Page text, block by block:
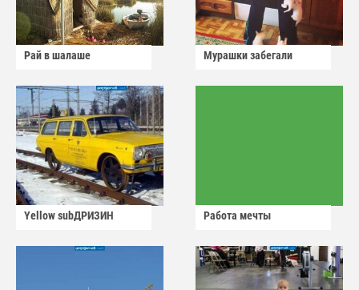
Рай в шалаше Мурашки забегали
Yellow subДРИЗИН Работа мечты